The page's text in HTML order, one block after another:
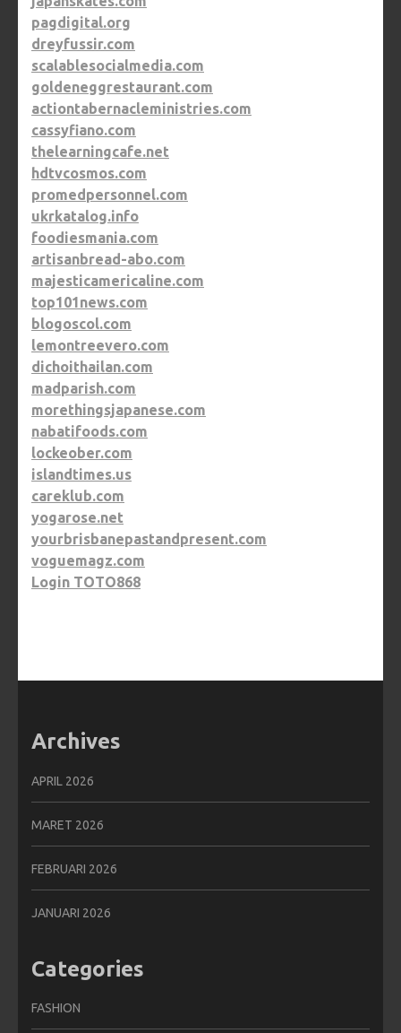
pagdigital.org
dreyfussir.com
scalablesocialmedia.com
goldeneggrestaurant.com
actiontabernacleministries.com
cassyfiano.com
thelearningcafe.net
hdtvcosmos.com
promedpersonnel.com
ukrkatalog.info
foodiesmania.com
artisanbread-abo.com
majesticamericaline.com
top101news.com
blogoscol.com
lemontreevero.com
dichoithailan.com
madparish.com
morethingsjapanese.com
nabatifoods.com
lockeober.com
islandtimes.us
careklub.com
yogarose.net
yourbrisbanepastandpresent.com
voguemagz.com
Login TOTO868
Archives
APRIL 2026
MARET 2026
FEBRUARI 2026
JANUARI 2026
Categories
FASHION